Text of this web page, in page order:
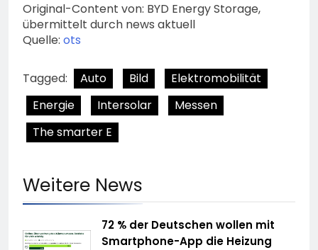
Original-Content von: BYD Energy Storage,
übermittelt durch news aktuell
Quelle: ots
Tagged: Auto Bild
Elektromobilität
Energie
Intersolar
Messen
The smarter E
Weitere News
72 % der Deutschen wollen mit
Smartphone-App die Heizung